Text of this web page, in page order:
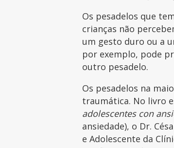
Os pesadelos que
crianças não
um gesto duro ou a
por exemplo, pode
outro pesadelo.
Os pesadelos na
traumática. No livro
adolescentes con
ansiedade), o Dr.
e Adolescente da